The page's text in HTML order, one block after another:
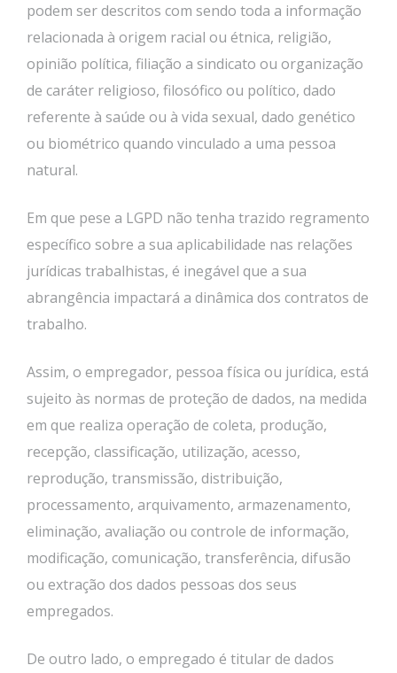
podem ser descritos com sendo toda a informação
relacionada à origem racial ou étnica, religião,
opinião política, filiação a sindicato ou organização
de caráter religioso, filosófico ou político, dado
referente à saúde ou à vida sexual, dado genético
ou biométrico quando vinculado a uma pessoa
natural.
Em que pese a LGPD não tenha trazido regramento
específico sobre a sua aplicabilidade nas relações
jurídicas trabalhistas, é inegável que a sua
abrangência impactará a dinâmica dos contratos de
trabalho.
Assim, o empregador, pessoa física ou jurídica, está
sujeito às normas de proteção de dados, na medida
em que realiza operação de coleta, produção,
recepção, classificação, utilização, acesso,
reprodução, transmissão, distribuição,
processamento, arquivamento, armazenamento,
eliminação, avaliação ou controle de informação,
modificação, comunicação, transferência, difusão
ou extração dos dados pessoas dos seus
empregados.
De outro lado, o empregado é titular de dados